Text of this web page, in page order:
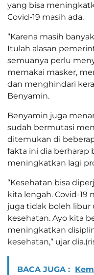
yang bisa
Covid-19 masih ada.
”Karena masih
Itulah alasan
semuanya perlu
memakai masker,
dan menghindari
Benyamin.
Benyamin juga
sudah bermutasi
ditemukan di
fakta ini dia berharap
meningkatkan lagi
“Kesehatan bisa
kita lengah. Covid-19
juga tidak boleh
kesehatan. Ayo kita
meningkatkan
kesehatan,” ujar
BACA JUGA :